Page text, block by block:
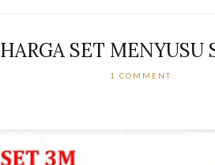
HARGA SET MENYUSU
1 COMMENT: